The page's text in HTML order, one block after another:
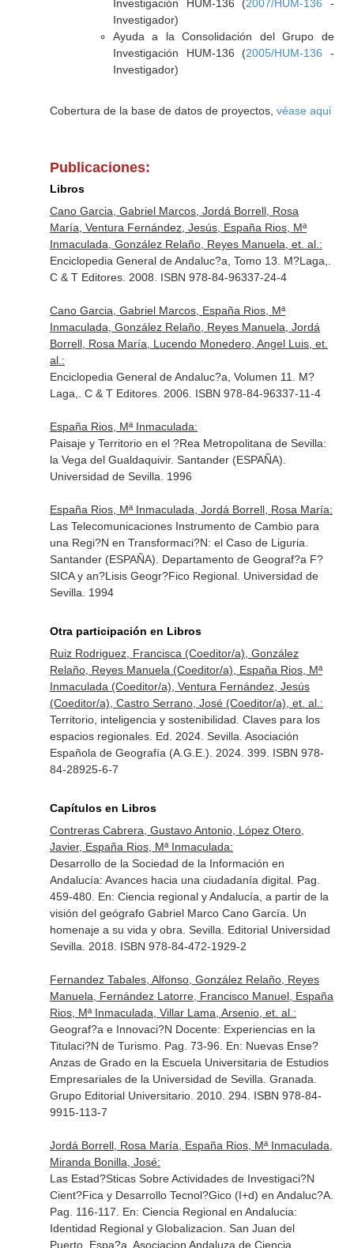
Investigación HUM-136 (2007/HUM-136 -
Investigador)
Ayuda a la Consolidación del Grupo de
Investigación HUM-136 (2005/HUM-136 -
Investigador)
Cobertura de la base de datos de proyectos, véase aqui
Publicaciones:
Libros
Cano Garcia, Gabriel Marcos, Jordá Borrell, Rosa
María, Ventura Fernández, Jesús, España Rios, Mª
Inmaculada, González Relaño, Reyes Manuela, et. al.:
Enciclopedia General de Andaluc?a, Tomo 13. M?Laga,.
C & T Editores. 2008. ISBN 978-84-96337-24-4
Cano Garcia, Gabriel Marcos, España Rios, Mª
Inmaculada, González Relaño, Reyes Manuela, Jordá
Borrell, Rosa María, Lucendo Monedero, Angel Luis, et.
al.:
Enciclopedia General de Andaluc?a, Volumen 11. M?
Laga,. C & T Editores. 2006. ISBN 978-84-96337-11-4
España Rios, Mª Inmaculada:
Paisaje y Territorio en el ?Rea Metropolitana de Sevilla:
la Vega del Gualdaquivir. Santander (ESPAÑA).
Universidad de Sevilla. 1996
España Rios, Mª Inmaculada, Jordá Borrell, Rosa María:
Las Telecomunicaciones Instrumento de Cambio para
una Regi?N en Transformaci?N: el Caso de Liguria.
Santander (ESPAÑA). Departamento de Geograf?a F?
SICA y an?Lisis Geogr?Fico Regional. Universidad de
Sevilla. 1994
Otra participación en Libros
Ruiz Rodriguez, Francisca (Coeditor/a), González
Relaño, Reyes Manuela (Coeditor/a), España Rios, Mª
Inmaculada (Coeditor/a), Ventura Fernández, Jesús
(Coeditor/a), Castro Serrano, José (Coeditor/a), et. al.:
Territorio, inteligencia y sostenibilidad. Claves para los
espacios regionales. Ed. 2024. Sevilla. Asociación
Española de Geografía (A.G.E.). 2024. 399. ISBN 978-
84-28925-6-7
Capítulos en Libros
Contreras Cabrera, Gustavo Antonio, López Otero,
Javier, España Rios, Mª Inmaculada:
Desarrollo de la Sociedad de la Información en
Andalucía: Avances hacia una ciudadanía digital. Pag.
459-480. En: Ciencia regional y Andalucía, a partir de la
visión del geógrafo Gabriel Marco Cano García. Un
homenaje a su vida y obra . Sevilla. Editorial Universidad
Sevilla. 2018. ISBN 978-84-472-1929-2
Fernandez Tabales, Alfonso, González Relaño, Reyes
Manuela, Fernández Latorre, Francisco Manuel, España
Rios, Mª Inmaculada, Villar Lama, Arsenio, et. al.:
Geograf?a e Innovaci?N Docente: Experiencias en la
Titulaci?N de Turismo. Pag. 73-96. En: Nuevas Ense?
Anzas de Grado en la Escuela Universitaria de Estudios
Empresariales de la Universidad de Sevilla . Granada.
Grupo Editorial Universitario. 2010. 294. ISBN 978-84-
9915-113-7
Jordá Borrell, Rosa María, España Rios, Mª Inmaculada,
Miranda Bonilla, José:
Las Estad?Sticas Sobre Actividades de Investigaci?N
Cient?Fica y Desarrollo Tecnol?Gico (I+d) en Andaluc?A.
Pag. 116-117. En: Ciencia Regional en Andalucia:
Identidad Regional y Globalizacion . San Juan del
Puerto, Espa?a. Asociacion Andaluza de Ciencia